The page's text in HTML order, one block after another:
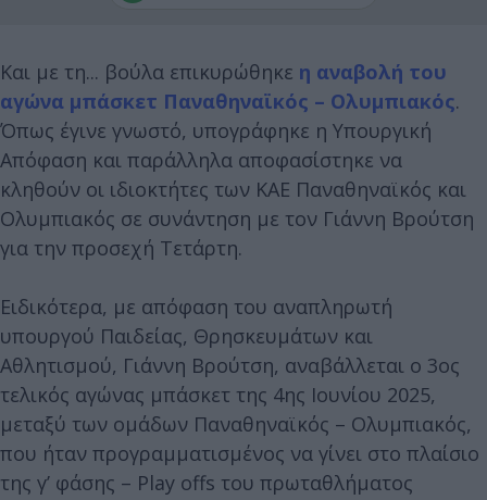
Και με τη... βούλα επικυρώθηκε η αναβολή του
αγώνα μπάσκετ Παναθηναϊκός – Ολυμπιακός.
Όπως έγινε γνωστό, υπογράφηκε η Υπουργική
Απόφαση και παράλληλα αποφασίστηκε να
κληθούν οι ιδιοκτήτες των ΚΑΕ Παναθηναϊκός και
Ολυμπιακός σε συνάντηση με τον Γιάννη Βρούτση
για την προσεχή Τετάρτη.
Ειδικότερα, με απόφαση του αναπληρωτή
υπουργού Παιδείας, Θρησκευμάτων και
Αθλητισμού, Γιάννη Βρούτση, αναβάλλεται ο 3ος
τελικός αγώνας μπάσκετ της 4ης Ιουνίου 2025,
μεταξύ των ομάδων Παναθηναϊκός – Ολυμπιακός,
που ήταν προγραμματισμένος να γίνει στο πλαίσιο
της γ’ φάσης – Play offs του πρωταθλήματος